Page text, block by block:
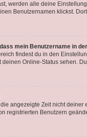
werden alle deine
Benutzernamen klickst.
mein Benutzername in
findest du in den
deinen Online-Status sehen.
angezeigte Zeit nicht
registrierten Benutzern